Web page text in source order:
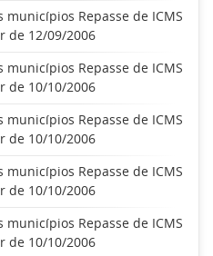
Repasse de ICMS
de 12/09/2006
Repasse de ICMS
de 10/10/2006
Repasse de ICMS
de 10/10/2006
Repasse de ICMS
de 10/10/2006
Repasse de ICMS
de 10/10/2006